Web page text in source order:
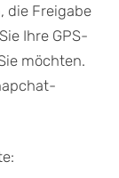
die Freigabe
Ihre GPS-
möchten.